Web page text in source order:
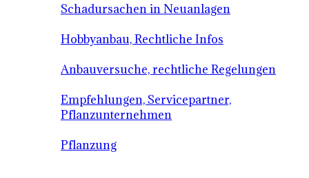
Schadursachen in Neuanlagen
Hobbyanbau, Rechtliche Infos
Anbauversuche, rechtliche Regelungen
Empfehlungen, Servicepartner,
Pflanzunternehmen
Pflanzung